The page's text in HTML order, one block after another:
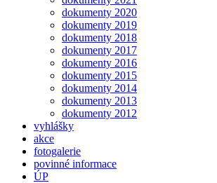
dokumenty 2020
dokumenty 2019
dokumenty 2018
dokumenty 2017
dokumenty 2016
dokumenty 2015
dokumenty 2014
dokumenty 2013
dokumenty 2012
vyhlášky
akce
fotogalerie
povinné informace
ÚP